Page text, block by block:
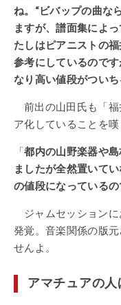
ね。“ビバップの曲な
ますが、譜面集によ
たしはピアニストの
参考にしているので
なり高い値段がつい
前出の山田氏も「
ア化していることを嘆
「都内の山野楽器や
ましたが全然置いて
の値段になっている
ジャムセッション
発覚。音楽関係の版
せんよ。
アマチュアの